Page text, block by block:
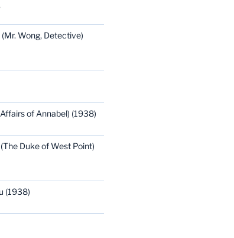
Wong, Detective)
of Annabel) (1938)
Duke of West Point)
(1938)